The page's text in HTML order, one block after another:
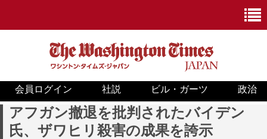
ニュース
政治
会員ログイン 社説 ビル・ガーツ 政治
アフガン撤退を批判されたバイデン
氏、ザワヒリ殺害の成果を誇示